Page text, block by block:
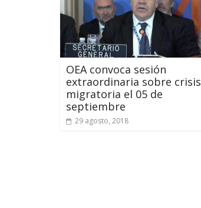
OEA convoca sesión
extraordinaria sobre crisis
migratoria el 05 de
septiembre
29 agosto, 2018